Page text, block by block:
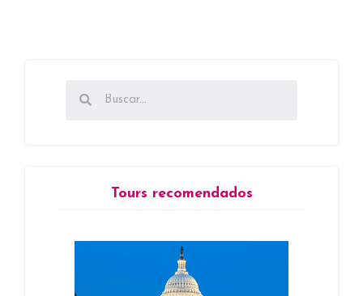
Tours recomendados